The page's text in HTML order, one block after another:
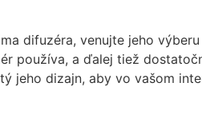
difuzéra, venujte jeho
používa, a ďalej tiež
jeho dizajn, aby vo vašom